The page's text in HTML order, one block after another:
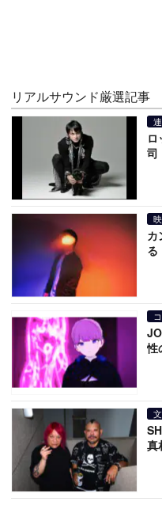
リアルサウンド厳選記事
司
カ
る
性
真